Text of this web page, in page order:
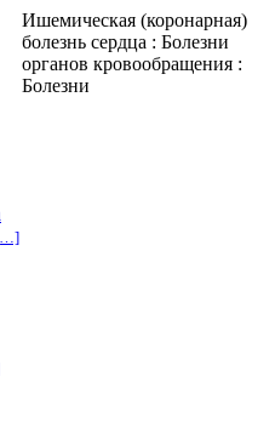
Ишемическая (коронарная)
болезнь сердца : Болезни
органов кровообращения :
Болезни